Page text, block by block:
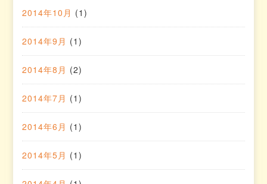
2014年10月 (1)
2014年9月 (1)
2014年8月 (2)
2014年7月 (1)
2014年6月 (1)
2014年5月 (1)